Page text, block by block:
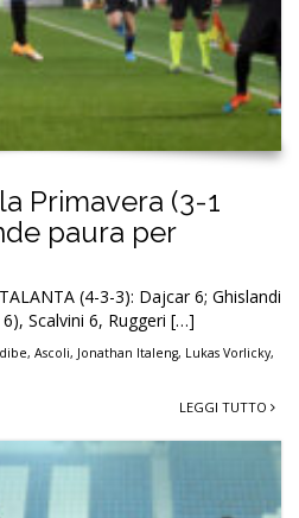
Primavera (3-1
paura per
(4-3-3): Dajcar 6; Ghislandi
Scalvini 6, Ruggeri […]
, Ascoli, Jonathan Italeng, Lukas Vorlicky,
LEGGI TUTTO